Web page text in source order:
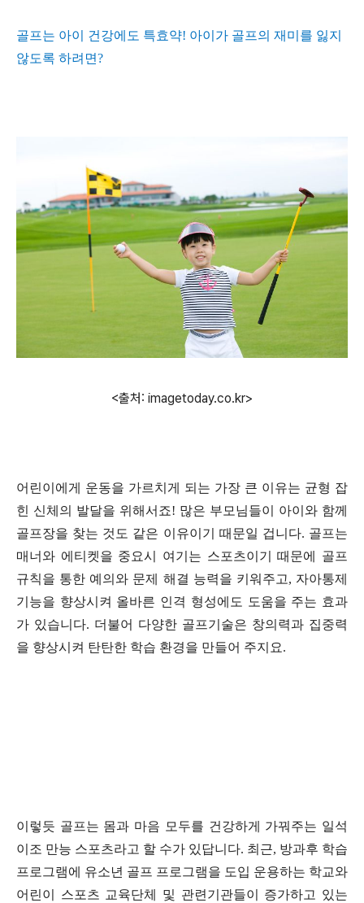
골프는 아이 건강에도 특효약! 아이가 골프의 재미를 잃지
않도록 하려면?
<출처: imagetoday.co.kr>
어린이에게 운동을 가르치게 되는 가장 큰 이유는 균형 잡
힌 신체의 발달을 위해서죠! 많은 부모님들이 아이와 함께
골프장을 찾는 것도 같은 이유이기 때문일 겁니다. 골프는
매너와 에티켓을 중요시 여기는 스포츠이기 때문에 골프
규칙을 통한 예의와 문제 해결 능력을 키워주고, 자아통제
기능을 향상시켜 올바른 인격 형성에도 도움을 주는 효과
가 있습니다. 더불어 다양한 골프기술은 창의력과 집중력
을 향상시켜 탄탄한 학습 환경을 만들어 주지요.
이렇듯 골프는 몸과 마음 모두를 건강하게 가꿔주는 일석
이조 만능 스포츠라고 할 수가 있답니다. 최근, 방과후 학습
프로그램에 유소년 골프 프로그램을 도입 운용하는 학교와
어린이 스포츠 교육단체 및 관련기관들이 증가하고 있는